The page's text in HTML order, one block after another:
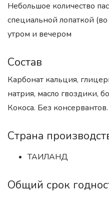
Небольшое количество
специальной лопаткой
утром и вечером
Состав
Карбонат кальция,
натрия, масло гвоздики,
Кокоса. Без
Страна
ТАИЛАНД
Общий срок